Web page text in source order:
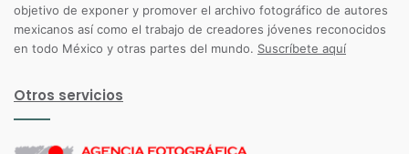
objetivo de exponer y promover el archivo fotográfico de autores
mexicanos así como el trabajo de creadores jóvenes reconocidos
en todo México y otras partes del mundo. Suscríbete aquí
Otros servicios